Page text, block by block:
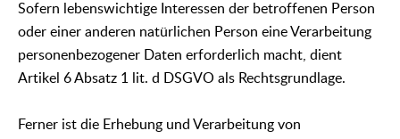
Sofern lebenswichtige Interessen der betroffenen Person
oder einer anderen natürlichen Person eine Verarbeitung
personenbezogener Daten erforderlich macht, dient
Artikel 6 Absatz 1 lit. d DSGVO als Rechtsgrundlage.
Ferner ist die Erhebung und Verarbeitung von